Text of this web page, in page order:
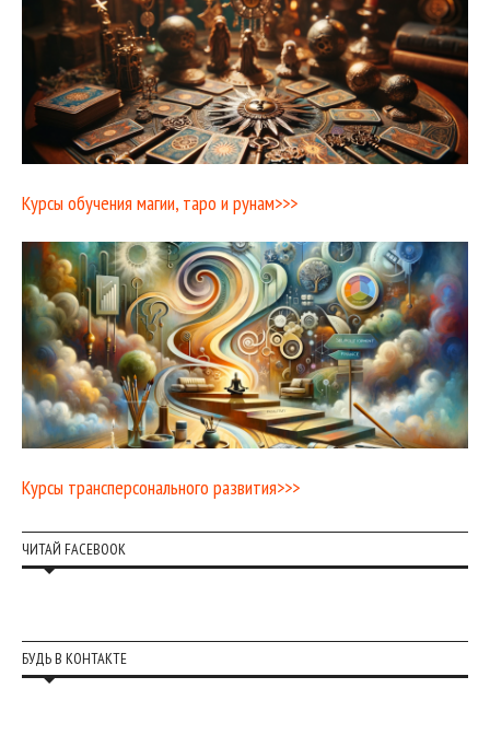
Курсы обучения магии, таро и рунам>>>
Курсы трансперсонального развития>>>
ЧИТАЙ FACEBOOK
БУДЬ В КОНТАКТЕ